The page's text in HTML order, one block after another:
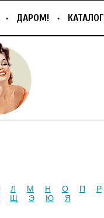
ДАРОМ! КАТАЛОГ
Л М Н О П Р
Щ Э Ю Я